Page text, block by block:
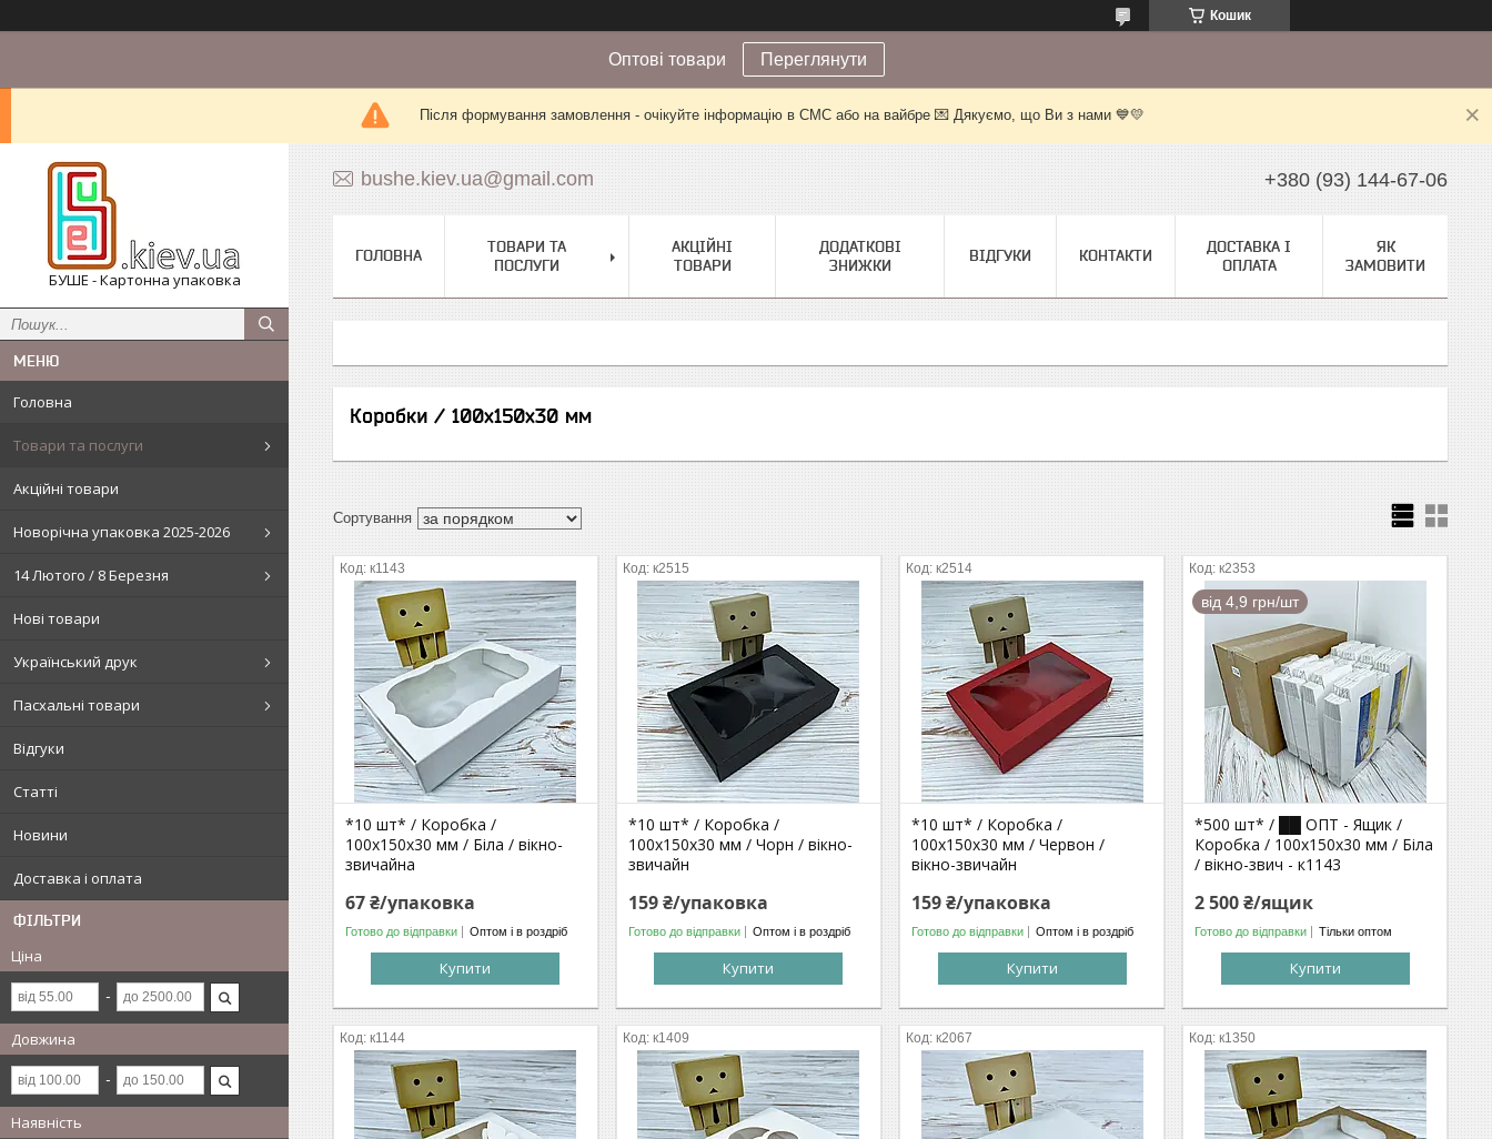
Кошик
Оптові товари Переглянути
Після формування замовлення - очікуйте інформацію в СМС або на вайбре 💌 Дякуємо, що Ви з нами 💙💛
БУШЕ - Картонна упаковка
Головна
Товари та послуги
Акційні товари
Новорічна упаковка 2025-2026
14 Лютого / 8 Березня
Нові товари
Український друк
Пасхальні товари
Відгуки
Статті
Новини
Доставка і оплата
ФІЛЬТРИ
Ціна
Довжина
Наявність
bushe.kiev.ua@gmail.com +380 (93) 144-67-06
ГОЛОВНА
ТОВАРИ ТА
ПОСЛУГИ
АКЦІЙНІ
ТОВАРИ
ДОДАТКОВІ
ЗНИЖКИ
ВІДГУКИ КОНТАКТИ
ДОСТАВКА І
ОПЛАТА
ЯК
ЗАМОВИТИ
Коробки / 100х150х30 мм
к1143
*10 шт* / Коробка /
100x150x30 мм / Біла / вікно-
звичайна
67 ₴/упаковка
Готово до відправки Оптом і в роздріб
Купити
к2515
*10 шт* / Коробка /
100х150х30 мм / Чорн / вікно-
звичайн
159 ₴/упаковка
Готово до відправки Оптом і в роздріб
Купити
к2514
*10 шт* / Коробка /
100х150х30 мм / Червон /
вікно-звичайн
159 ₴/упаковка
Готово до відправки Оптом і в роздріб
Купити
к2353
від 4,9 грн/шт
*500 шт* / ██ ОПТ - Ящик /
Коробка / 100х150х30 мм / Біла
/ вікно-звич - к1143
2 500 ₴/ящик
Готово до відправки Тільки оптом
Купити
к1144 к1409 к2067 к1350